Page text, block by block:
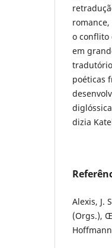
o conflito
em
poéticas
dizia
Alexis, J.
(Orgs.),